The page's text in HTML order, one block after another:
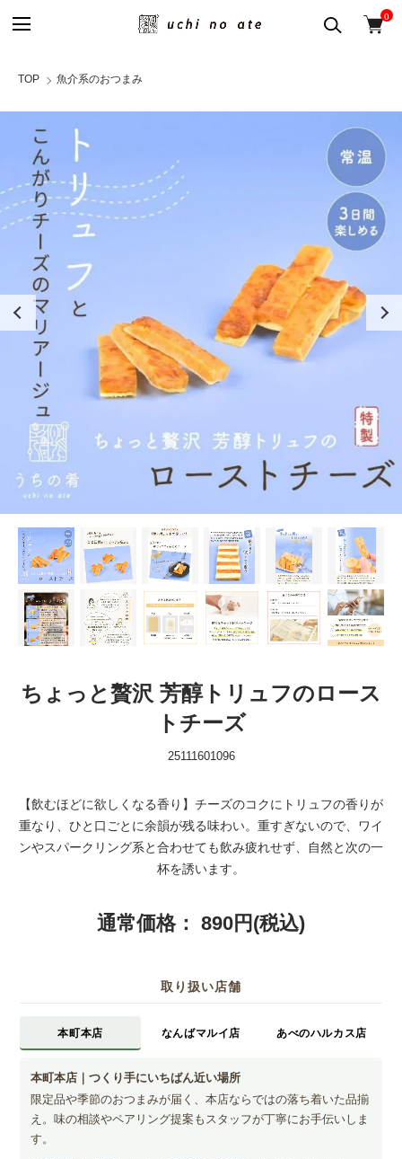
0
TOP 魚介系のおつまみ
ちょっと贅沢 芳醇トリュフのロース
トチーズ
25111601096
【飲むほどに欲しくなる香り】チーズのコクにトリュフの香りが
重なり、ひと口ごとに余韻が残る味わい。重すぎないので、ワイ
ンやスパークリング系と合わせても飲み疲れせず、自然と次の一
杯を誘います。
通常価格： 890円(税込)
取り扱い店舗
本町本店 なんばマルイ店 あべのハルカス店
本町本店｜つくり手にいちばん近い場所
限定品や季節のおつまみが届く、本店ならではの落ち着いた品揃
え。味の相談やペアリング提案もスタッフが丁寧にお手伝いしま
す。